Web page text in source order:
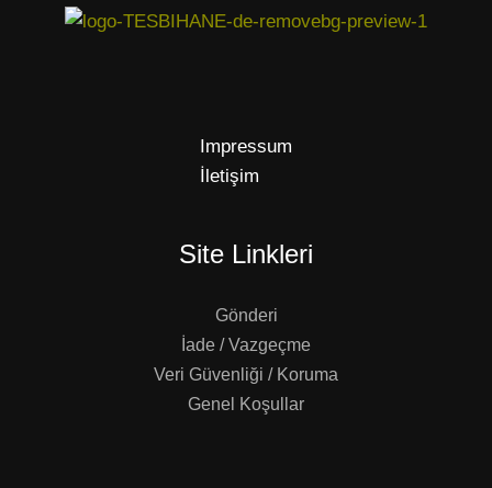
Impressum
İletişim
Site Linkleri
Gönderi
İade / Vazgeçme
Veri Güvenliği / Koruma
Genel Koşullar